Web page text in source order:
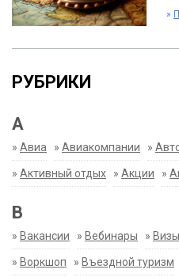
»
РУБРИКИ
А
» Авиа » Авиакомпании »
» Активный отдых » Акции »
В
» Вакансии » Вебинары » Визы
» Воркшоп » Въездной туризм